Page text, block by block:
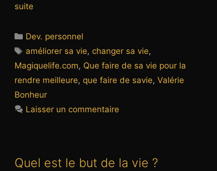
suite
Catégories
Dev. personnel
Étiquettes
améliorer sa vie, changer sa vie,
Magiquelife.com, Que faire de sa vie pour la
rendre meilleure, que faire de savie, Valérie
Bonheur
Laisser un commentaire
Quel est le but de la vie ?